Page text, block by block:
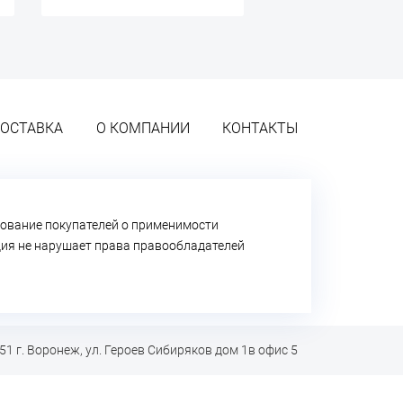
О КОМПАНИИ КОНТАКТЫ
покупателей о применимости
не нарушает права правообладателей
г. Воронеж, ул. Героев Сибиряков дом 1в офис 5